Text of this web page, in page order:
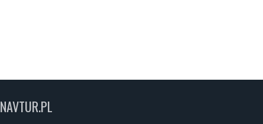
NAVTUR.PL